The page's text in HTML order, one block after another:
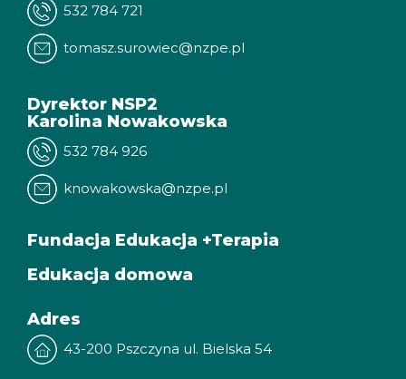
532 784 721
tomasz.surowiec@nzpe.pl
Dyrektor NSP2
Karolina Nowakowska
532 784 926
knowakowska@nzpe.pl
Fundacja Edukacja +Terapia
Edukacja domowa
Adres
43-200 Pszczyna ul. Bielska 54